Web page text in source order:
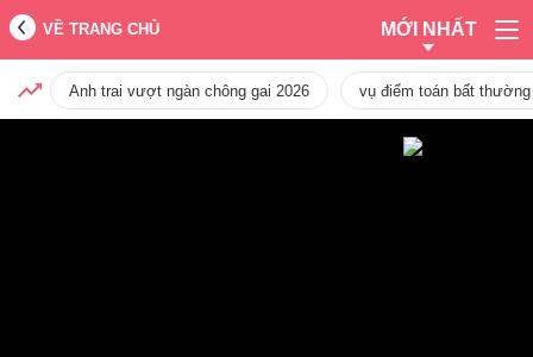
VỀ TRANG CHỦ MỚI NHẤT
Anh trai vượt ngàn chông gai 2026 vụ điểm toán bất